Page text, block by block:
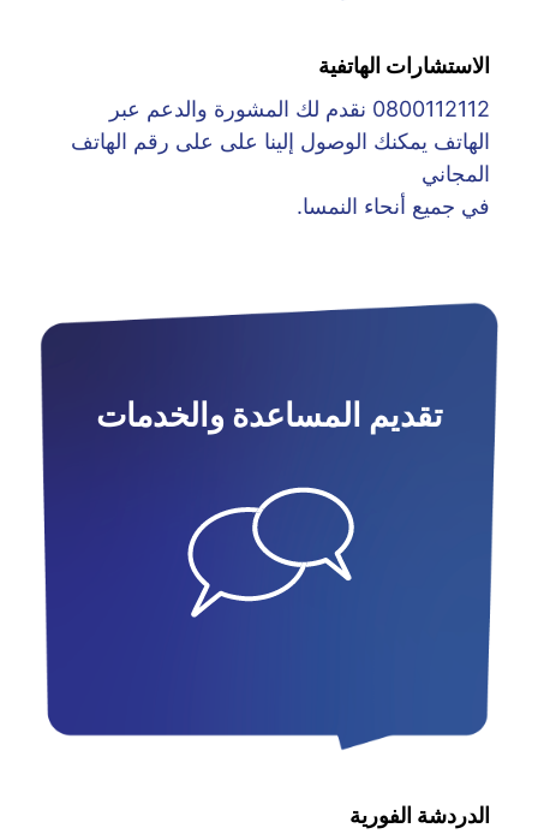
الاستشارات الهاتفية
0800112112 نقدم لك المشورة والدعم عبر
الهاتف يمكنك الوصول إلينا على على رقم الهاتف
المجاني
في جميع أنحاء النمسا.
تقديم المساعدة والخدمات
الدردشة الفورية